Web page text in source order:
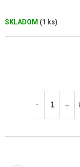
SKLADOM (1 ks)